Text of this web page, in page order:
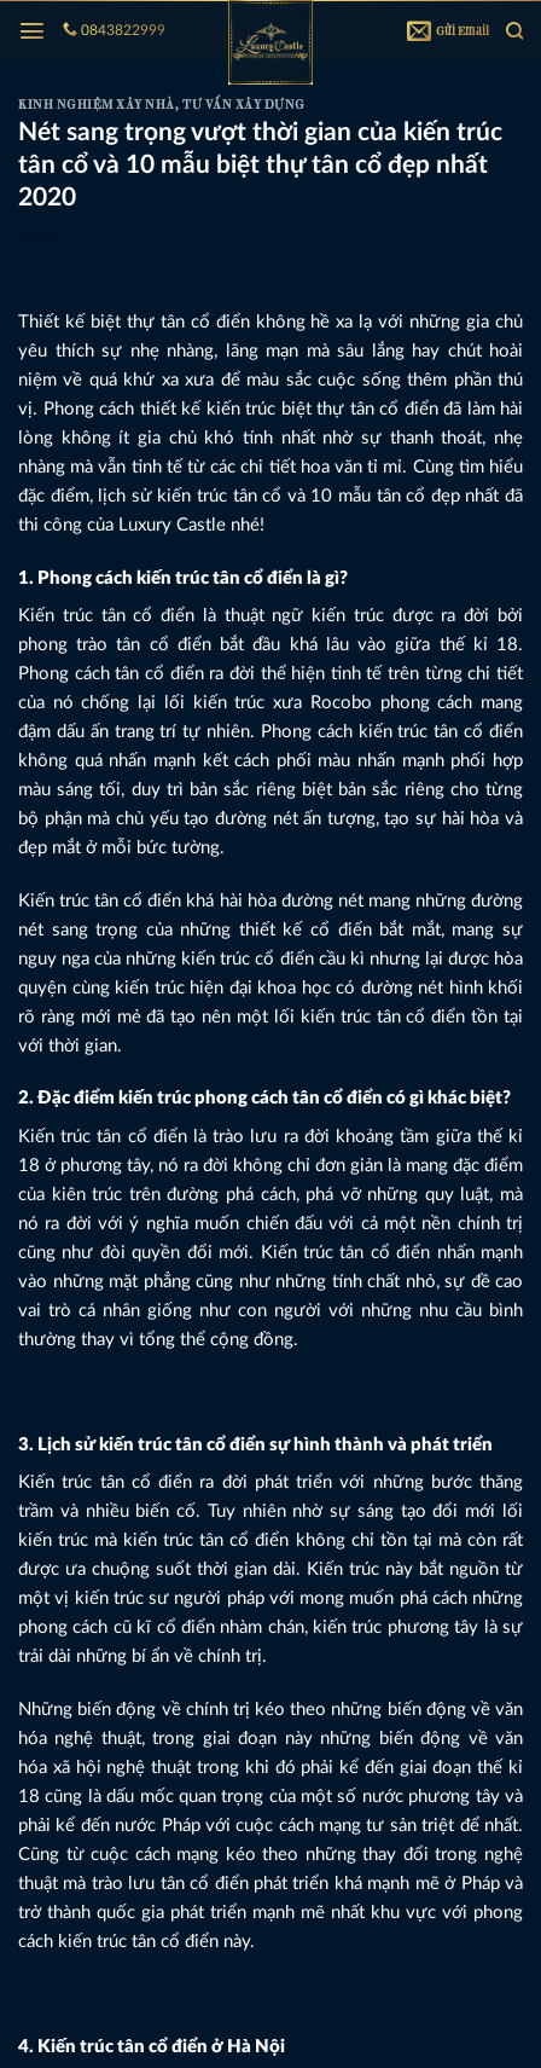
qua
dung
0843822999 Gửi Email
KINH NGHIỆM XÂY NHÀ,TƯ VẤN XÂY DỰNG
Nét sang trọng vượt thời gian của kiến trúc
tân cổ và 10 mẫu biệt thự tân cổ đẹp nhất
2020
Thiết kế biệt thự tân cổ điển không hề xa lạ với những gia chủ
yêu thích sự nhẹ nhàng, lãng mạn mà sâu lắng hay chút hoài
niệm về quá khứ xa xưa để màu sắc cuộc sống thêm phần thú
vị. Phong cách thiết kế kiến trúc biệt thự tân cổ điển đã làm hài
lòng không ít gia chủ khó tính nhất nhờ sự thanh thoát, nhẹ
nhàng mà vẫn tinh tế từ các chi tiết hoa văn tỉ mỉ. Cùng tìm hiểu
đặc điểm, lịch sử kiến trúc tân cổ và 10 mẫu tân cổ đẹp nhất đã
thi công của Luxury Castle nhé!
1. Phong cách kiến trúc tân cổ điển là gì?
Kiến trúc tân cổ điển là thuật ngữ kiến trúc được ra đời bởi
phong trào tân cổ điển bắt đầu khá lâu vào giữa thế kỉ 18.
Phong cách tân cổ điển ra đời thể hiện tinh tế trên từng chi tiết
của nó chống lại lối kiến trúc xưa Rocobo phong cách mang
đậm dấu ấn trang trí tự nhiên. Phong cách kiến trúc tân cổ điển
không quá nhấn mạnh kết cách phối màu nhấn mạnh phối hợp
màu sáng tối, duy trì bản sắc riêng biệt bản sắc riêng cho từng
bộ phận mà chủ yếu tạo đường nét ấn tượng, tạo sự hài hòa và
đẹp mắt ở mỗi bức tường.
Kiến trúc tân cổ điển khá hài hòa đường nét mang những đường
nét sang trọng của những thiết kế cổ điển bắt mắt, mang sự
nguy nga của những kiến trúc cổ điển cầu kì nhưng lại được hòa
quyện cùng kiến trúc hiện đại khoa học có đường nét hình khối
rõ ràng mới mẻ đã tạo nên một lối kiến trúc tân cổ điển tồn tại
với thời gian.
2. Đặc điểm kiến trúc phong cách tân cổ điển có gì khác biệt?
Kiến trúc tân cổ điển là trào lưu ra đời khoảng tầm giữa thế kỉ
18 ở phương tây, nó ra đời không chỉ đơn giản là mang đặc điểm
của kiên trúc trên đường phá cách, phá vỡ những quy luật, mà
nó ra đời với ý nghĩa muốn chiến đấu với cả một nền chính trị
cũng như đòi quyền đổi mới. Kiến trúc tân cổ điển nhấn mạnh
vào những mặt phẳng cũng như những tính chất nhỏ, sự đề cao
vai trò cá nhân giống như con người với những nhu cầu bình
thường thay vì tổng thể cộng đồng.
3. Lịch sử kiến trúc tân cổ điển sự hình thành và phát triển
Kiến trúc tân cổ điển ra đời phát triển với những bước thăng
trầm và nhiều biến cố. Tuy nhiên nhờ sự sáng tạo đổi mới lối
kiến trúc mà kiến trúc tân cổ điển không chỉ tồn tại mà còn rất
được ưa chuộng suốt thời gian dài. Kiến trúc này bắt nguồn từ
một vị kiến trúc sư người pháp với mong muốn phá cách những
phong cách cũ kĩ cổ điển nhàm chán, kiến trúc phương tây là sự
trải dài những bí ẩn về chính trị.
Những biến động về chính trị kéo theo những biến động về văn
hóa nghệ thuật, trong giai đoạn này những biến động về văn
hóa xã hội nghệ thuật trong khi đó phải kể đến giai đoạn thế kỉ
18 cũng là dấu mốc quan trọng của một số nước phương tây và
phải kể đến nước Pháp với cuộc cách mạng tư sản triệt để nhất.
Cũng từ cuộc cách mạng kéo theo những thay đổi trong nghệ
thuật mà trào lưu tân cổ điển phát triển khá mạnh mẽ ở Pháp và
trở thành quốc gia phát triển mạnh mẽ nhất khu vực với phong
cách kiến trúc tân cổ điển này.
4. Kiến trúc tân cổ điển ở Hà Nội